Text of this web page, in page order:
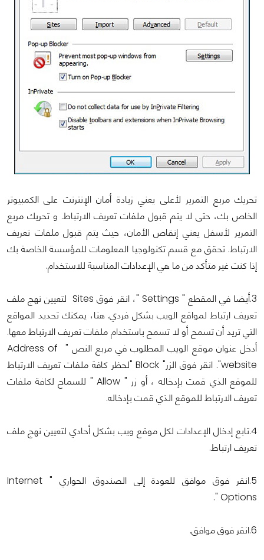
تحريك مربع التمرير لأعلى يعني زيادة أمان الإنترنت على الكمبيوتر
الخاص بك، حتى لا يتم قبول ملفات تعريف الارتباط. و تحريك مربع
التمرير لأسفل يعني إنقاص الأمان، حيث يتم قبول ملفات تعريف
الارتباط. تحقق مع قسم تكنولوجيا المعلومات للمؤسسة الخاصة بك
إذا كنت غير متأكد من ما هي الإعدادات المناسبة للاستخدام.
3.أيضا في المقطع " Settings "، انقر فوق Sites لتعيين نهج ملف
تعريف ارتباط لمواقع الويب بشكل فردي. هنا، يمكنك تحديد المواقع
التي تريد أن تسمح أو لا تسمح باستخدام ملفات تعريف الارتباط معها.
أدخل عنوان موقع الويب المطلوب في مربع النص " Address of
website". انقر فوق الزر" Block "لحظر كافة ملفات تعريف الارتباط
للموقع الذي قمت بإدخاله ، أو زر " Allow " للسماح لكافة ملفات
تعريف الارتباط للموقع الذي قمت بإدخاله.
4.تابع إدخال الإعدادات لكل موقع ويب بشكل أحادي لتعيين نهج ملف
تعريف ارتباط.
5.انقر فوق موافق للعودة إلى الصندوق الحواري " Internet
Options ".
6.انقر فوق موافق.